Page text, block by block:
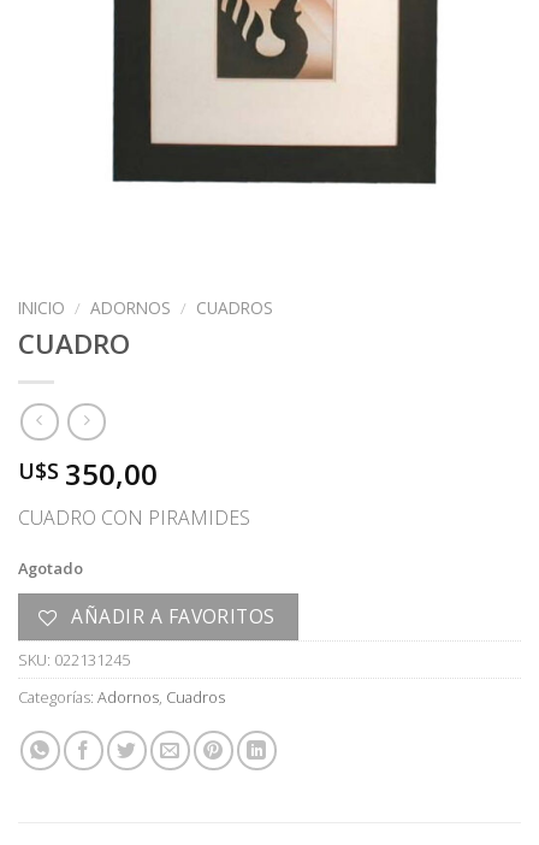
INICIO / ADORNOS / CUADROS
CUADRO
U$S 350,00
CUADRO CON PIRAMIDES
Agotado
AÑADIR A FAVORITOS
SKU: 022131245
Categorías: Adornos, Cuadros